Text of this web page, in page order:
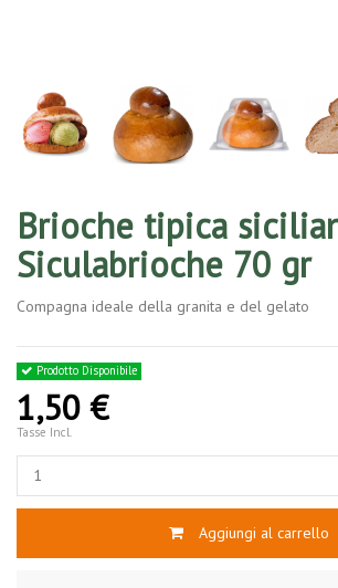
Brioche tipica
Siculabrioche 70 gr
Compagna ideale della granita e del gelato
Prodotto Disponibile
1,50 €
Tasse Incl.
Aggiungi al carrello